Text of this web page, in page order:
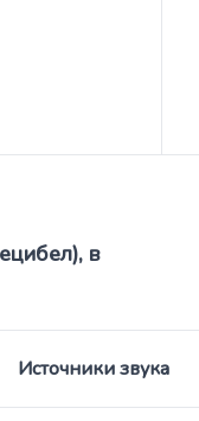
в
Источники звука